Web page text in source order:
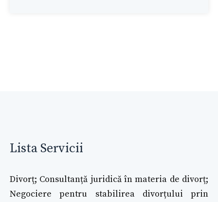
Lista Servicii
Divorț; Consultanță juridică în materia de divorț;
Negociere pentru stabilirea divorțului prin